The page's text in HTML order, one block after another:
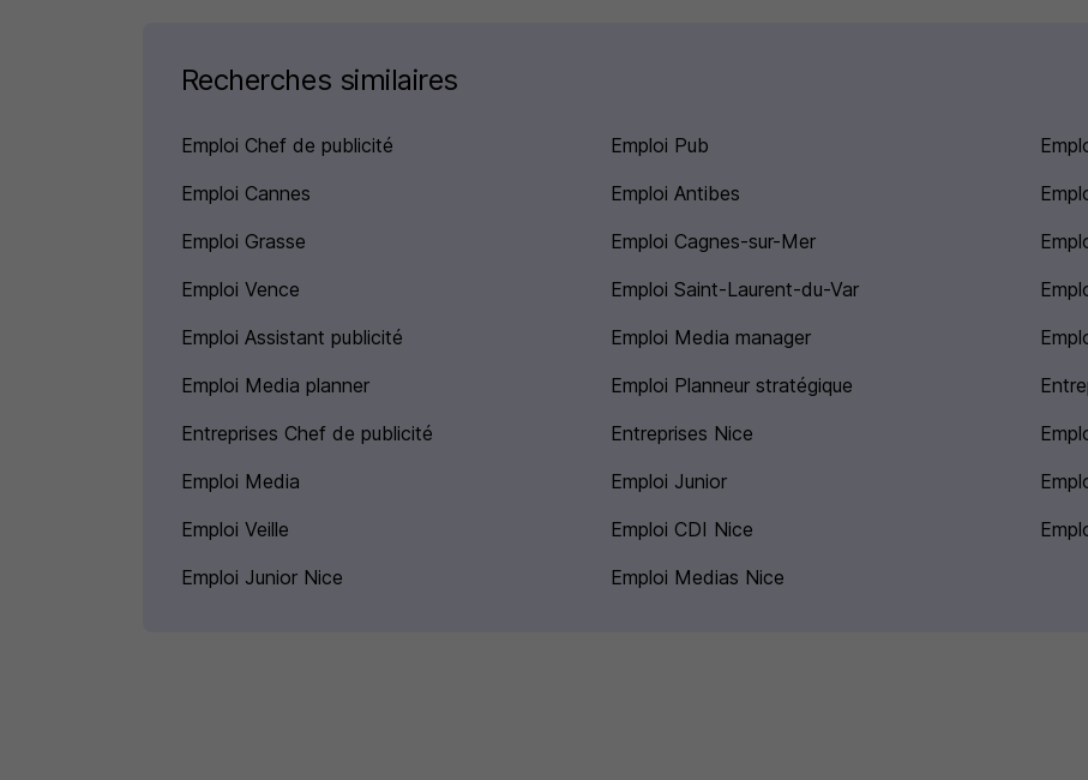
Recherches similaires
Emploi Chef de publicité Emploi Pub
Emploi Cannes
Emploi Antibes
Emploi Grasse
Emploi Cagnes-sur-Mer
Emploi Vence
Emploi Saint-Laurent-du-Var
Emploi Assistant publicité
Emploi Media manager
Emploi Media planner
Emploi Planneur stratégique
Entreprises Chef de publicité
Entreprises Nice
Emploi Media
Emploi Junior
Emploi Veille
Emploi CDI Nice
Emploi Junior Nice
Emploi Medias Nice